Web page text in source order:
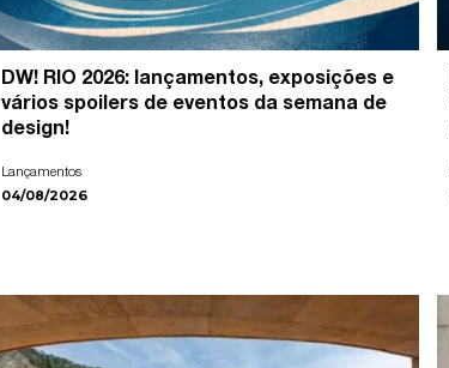
DW! RIO 2026: lançamentos, exposições e
vários spoilers de eventos da semana de
design!
Lançamentos
04/08/2026